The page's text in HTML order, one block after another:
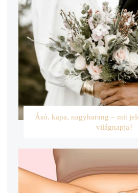
Ásó, kapa, nagyharang – mit
világnapja?